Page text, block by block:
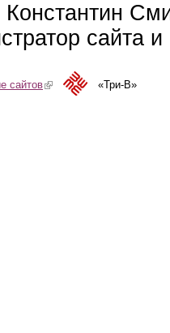
Константин
сайта
сайтов(link is external)«Три-В»